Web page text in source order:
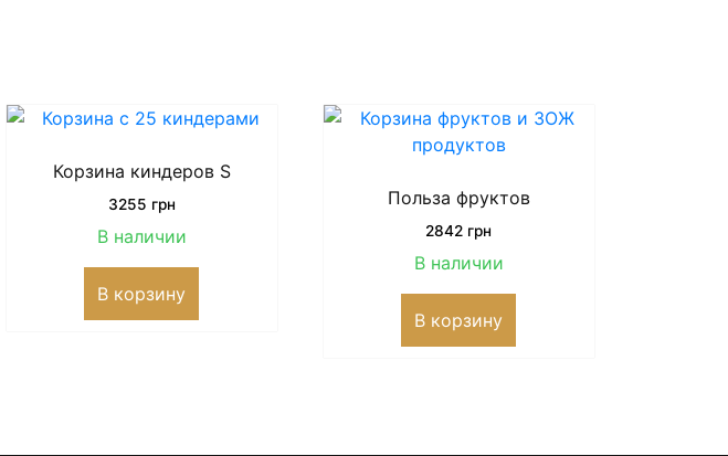
Корзина киндеров S
3255 грн
В наличии
В корзину
Польза фруктов
2842 грн
В наличии
В корзину